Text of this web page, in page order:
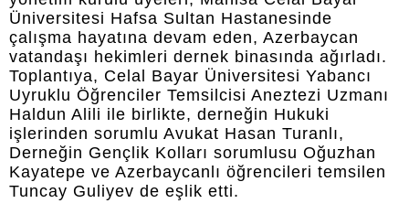
Üniversitesi Hafsa Sultan Hastanesinde
çalışma hayatına devam eden, Azerbaycan
vatandaşı hekimleri dernek binasında ağırladı.
Toplantıya, Celal Bayar Üniversitesi Yabancı
Uyruklu Öğrenciler Temsilcisi Aneztezi Uzmanı
Haldun Alili ile birlikte, derneğin Hukuki
işlerinden sorumlu Avukat Hasan Turanlı,
Derneğin Gençlik Kolları sorumlusu Oğuzhan
Kayatepe ve Azerbaycanlı öğrencileri temsilen
Tuncay Guliyev de eşlik etti.